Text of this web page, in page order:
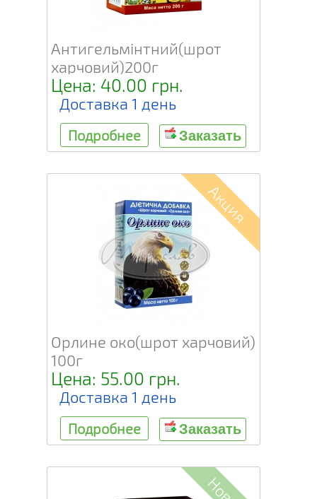
Антигельмінтний(шрот
харчовий)200г
Цена: 40.00 грн.
Доставка 1 день
Подробнее Заказать
Акция
Орлине око(шрот харчовий)
100г
Цена: 55.00 грн.
Доставка 1 день
Подробнее Заказать